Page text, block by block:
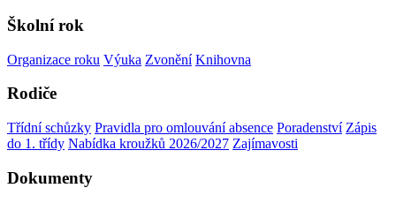
Školní rok
Organizace roku Výuka Zvonění Knihovna
Rodiče
Třídní schůzky Pravidla pro omlouvání absence Poradenství Zápis
do 1. třídy Nabídka kroužků 2026/2027 Zajímavosti
Dokumenty